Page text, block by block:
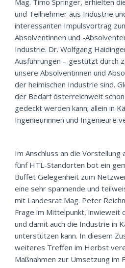
Mag. Timo Springer, erhielten
und Teilnehmer aus Industrie
interessanten Impulsvortrag
Absolventinnen und -
Industrie. Dr. Wolfgang
Ausführungen – gestützt durch
unsere Absolventinnen und
der heimischen Industrie sind.
der Bedarf österreichweit
gedeckt werden kann; allein in
Ingenieurinnen und Ingenieure
Im Anschluss an die
fünf HTL-Standorten bot ein
Buffet Gelegenheit zum
eine sehr spannende und
mit Landesrat Mag. Peter
Frage im Mittelpunkt, inwieweit
und damit auch die Industrie in
unterstützen kann. In diesem
weiteres Treffen im Herbst
Maßnahmen zur Umsetzung im